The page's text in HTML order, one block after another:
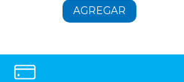
AGREGAR